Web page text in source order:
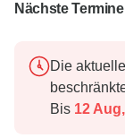
Nächste Termine
Die
Bis 12